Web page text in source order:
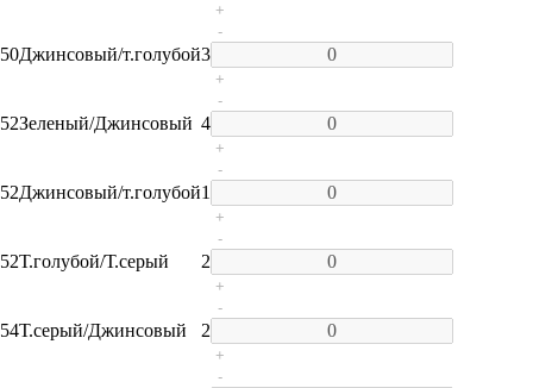
+
50Джинсовый/т.голубой3
-
+
52Зеленый/Джинсовый 4
-
+
52Джинсовый/т.голубой1
-
+
52Т.голубой/Т.серый 2
-
+
54Т.серый/Джинсовый 2
-
+
-